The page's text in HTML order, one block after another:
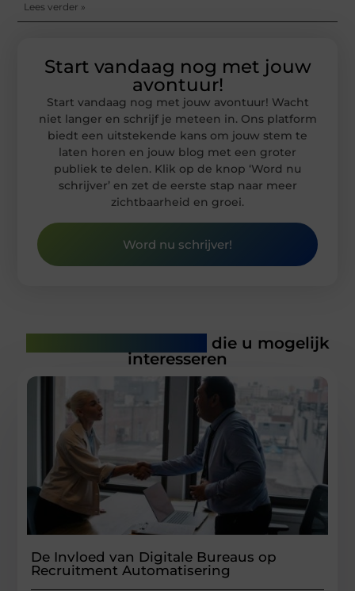
Lees verder »
Start vandaag nog met jouw
avontuur!
Start vandaag nog met jouw avontuur! Wacht
niet langer en schrijf je meteen in. Ons platform
biedt een uitstekende kans om jouw stem te
laten horen en jouw blog met een groter
publiek te delen. Klik op de knop ‘Word nu
schrijver’ en zet de eerste stap naar meer
zichtbaarheid en groei.
Word nu schrijver!
die u mogelijk
interesseren
De Invloed van Digitale Bureaus op
Recruitment Automatisering